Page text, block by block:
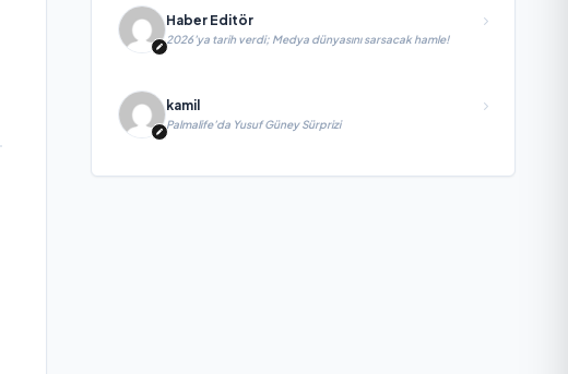
Haber Editör
2026’ya tarih verdi; Medya dünyasını sarsacak hamle!
kamil
Palmalife’da Yusuf Güney Sürprizi